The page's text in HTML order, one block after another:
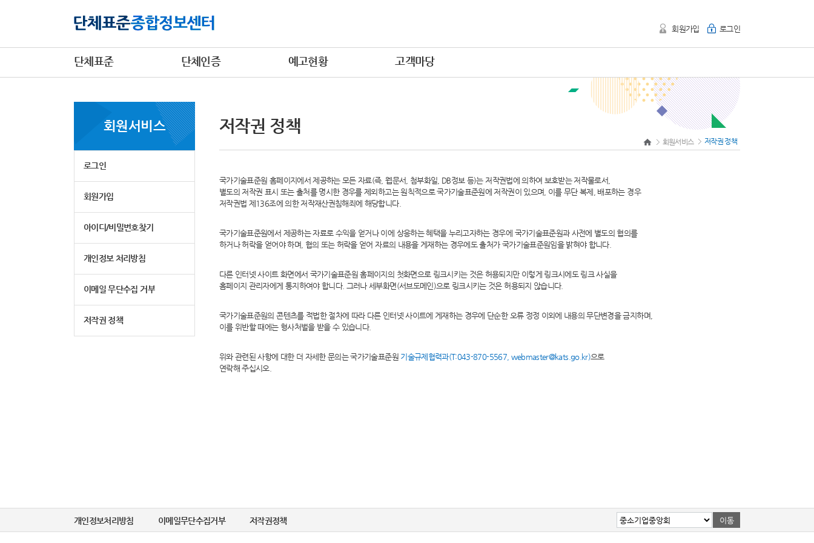
회원가입 로그인
단체표준 단체인증 예고현황 고객마당
회원서비스
로그인
회원가입
아이디/비밀번호찾기
개인정보 처리방침
이메일 무단수집 거부
저작권 정책
저작권 정책
회원서비스 저작권 정책
국가기술표준원 홈페이지에서 제공하는 모든 자료(즉, 웹문서, 첨부화일, DB정보 등)는 저작권법에 의하여 보호받는 저작물로서,
별도의 저작권 표시 또는 출처를 명시한 경우를 제외하고는 원칙적으로 국가기술표준원에 저작권이 있으며, 이를 무단 복제, 배포하는 경우
저작권법 제136조에 의한 저작재산권침해죄에 해당합니다.
국가기술표준원에서 제공하는 자료로 수익을 얻거나 이에 상응하는 혜택을 누리고자하는 경우에 국가기술표준원과 사전에 별도의 협의를
하거나 허락을 얻어야 하며, 협의 또는 허락을 얻어 자료의 내용을 게재하는 경우에도 출처가 국가기술표준원임을 밝혀야 합니다.
다른 인터넷 사이트 화면에서 국가기술표준원 홈페이지의 첫화면으로 링크시키는 것은 허용되지만 이렇게 링크시에도 링크 사실을
홈페이지 관리자에게 통지하여야 합니다. 그러나 세부화면(서브도메인)으로 링크시키는 것은 허용되지 않습니다.
국가기술표준원의 콘텐츠를 적법한 절차에 따라 다른 인터넷 사이트에 게재하는 경우에 단순한 오류 정정 이외에 내용의 무단변경을 금지하며,
이를 위반할 때에는 형사처벌을 받을 수 있습니다.
위와 관련된 사항에 대한 더 자세한 문의는 국가기술표준원 기술규제협력과(T:043-870-5567, webmaster@kats.go.kr)으로
연락해 주십시오.
개인정보처리방침 이메일무단수집거부 저작권정책